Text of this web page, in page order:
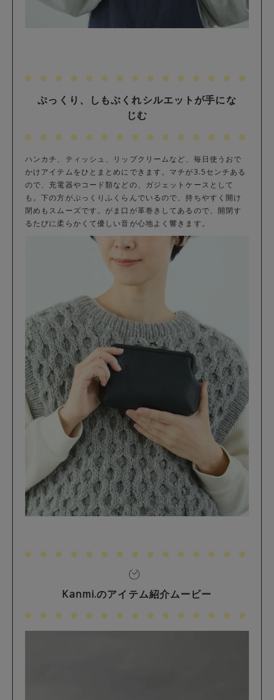
ぷっくり、しもぶくれシルエットが手にな
じむ
ハンカチ、ティッシュ、リップクリームなど、毎日使うおで
かけアイテムをひとまとめにできます。マチが3.5センチある
ので、充電器やコード類などの、ガジェットケースとして
も。下の方がぷっくりふくらんでいるので、持ちやすく開け
閉めもスムーズです。がま口が革巻きしてあるので、開閉す
るたびに柔らかくて優しい音が心地よく響きます。
Kanmi.のアイテム紹介ムービー